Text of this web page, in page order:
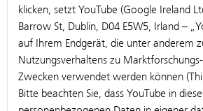
klicken, setzt YouTube (Google Ireland
Barrow St, Dublin, D04 E5W5, Irland –
auf Ihrem Endgerät, die unter anderem
Nutzungsverhaltens zu
Zwecken verwendet werden können
Bitte beachten Sie, dass YouTube in